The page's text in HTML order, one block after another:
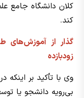
کلان دانشگاه جامع
کند.
گذار از آموزش‌های
زودبازده
وی با تأکید بر اینکه
بی‌رویه دانشجو یا